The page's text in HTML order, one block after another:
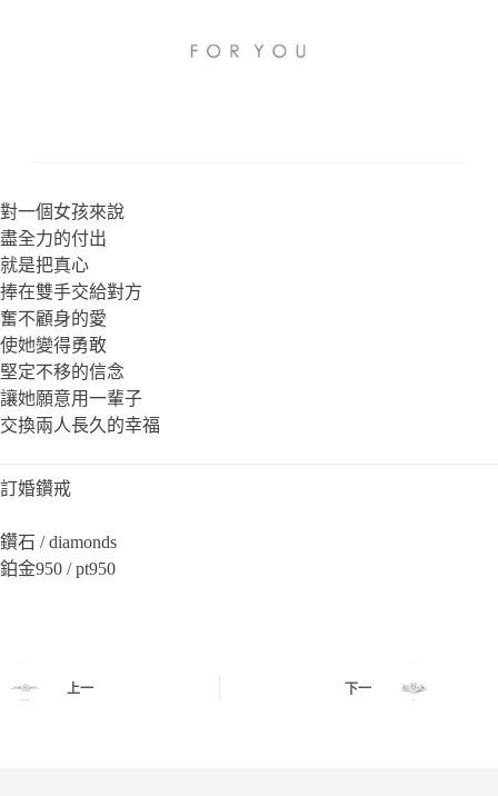
對一個女孩來說
盡全力的付出
就是把真心
捧在雙手交給對方
奮不顧身的愛
使她變得勇敢
堅定不移的信念
讓她願意用一輩子
交換兩人長久的幸福
訂婚鑽戒
鑽石 / diamonds
鉑金950 / pt950
上一 下一